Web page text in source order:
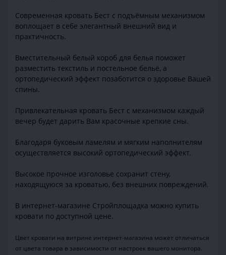
Современная кровать Бест с подъёмным механизмом
воплощает в себе элегантный внешний вид и
практичность.
Вместительный белый короб для белья поможет
разместить текстиль и постельное бельё, а
ортопедический эффект позаботится о здоровье Вашей
спины.
Привлекательная кровать Бест с механизмом каждый
вечер будет дарить Вам красочные крепкие сны.
Благодаря буковым ламелям и мягким наполнителям
осуществляется высокий ортопедический эффект.
Высокое прочное изголовье сохранит стену,
находящуюся за кроватью, без внешних повреждений.
В интернет-магазине Стройплощадка можно купить
кровати по доступной цене.
Цвет кровати на витрине интернет-магазина может отличаться
от цвета товара в зависимости от настроек вашего монитора.